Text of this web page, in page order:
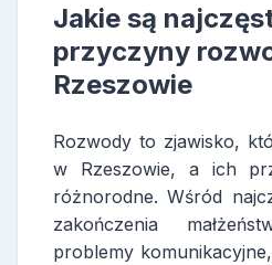
Jakie są
przyczyny
Rzeszowie
Rozwody to zjawisko,
w Rzeszowie, a ich
różnorodne. Wśród
zakończenia
problemy